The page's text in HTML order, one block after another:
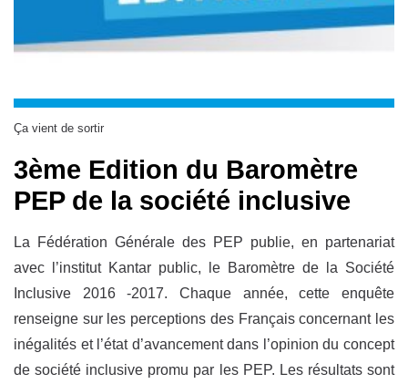
Ça vient de sortir
3ème Edition du Baromètre
PEP de la société inclusive
La Fédération Générale des PEP publie, en partenariat
avec l’institut Kantar public, le Baromètre de la Société
Inclusive 2016 -2017. Chaque année, cette enquête
renseigne sur les perceptions des Français concernant les
inégalités et l’état d’avancement dans l’opinion du concept
de société inclusive promu par les PEP. Les résultats sont